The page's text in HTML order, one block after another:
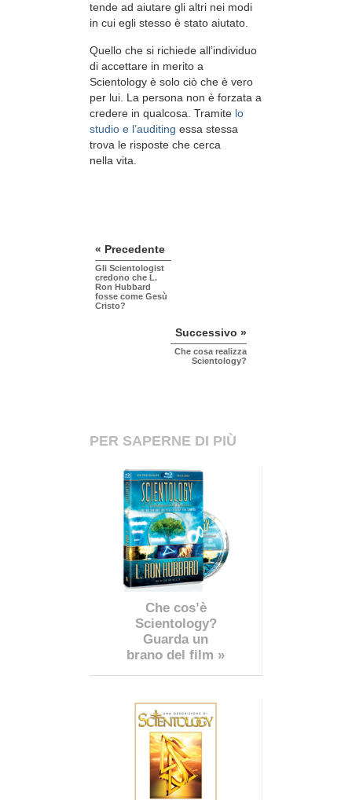
tende ad aiutare gli altri nei modi
in cui egli stesso è stato aiutato.
Quello che si richiede all’individuo
di accettare in merito a
Scientology è solo ciò che è vero
per lui. La persona non è forzata a
credere in qualcosa. Tramite lo
studio e l’auditing essa stessa
trova le risposte che cerca
nella vita.
« Precedente
Gli Scientologist
credono che L.
Ron Hubbard
fosse come Gesù
Cristo?
Successivo »
Che cosa realizza
Scientology?
PER SAPERNE DI PIÙ
Che cos’è
Scientology?
Guarda un
brano del film »